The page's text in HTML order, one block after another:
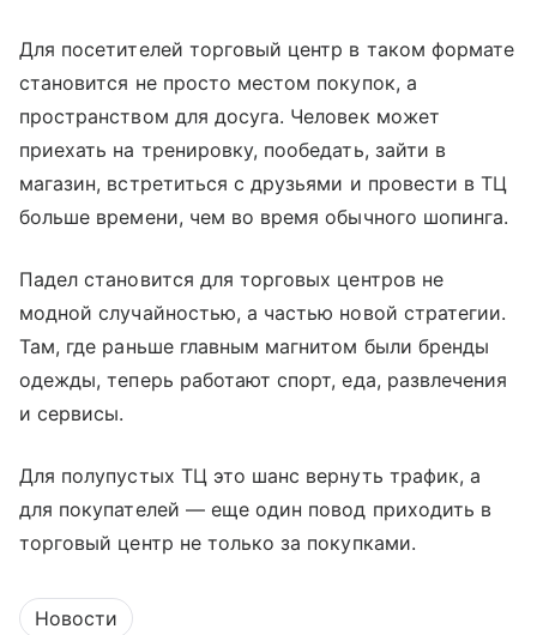
Для посетителей торговый центр в таком формате
становится не просто местом покупок, а
пространством для досуга. Человек может
приехать на тренировку, пообедать, зайти в
магазин, встретиться с друзьями и провести в ТЦ
больше времени, чем во время обычного шопинга.
Падел становится для торговых центров не
модной случайностью, а частью новой стратегии.
Там, где раньше главным магнитом были бренды
одежды, теперь работают спорт, еда, развлечения
и сервисы.
Для полупустых ТЦ это шанс вернуть трафик, а
для покупателей — еще один повод приходить в
торговый центр не только за покупками.
Новости